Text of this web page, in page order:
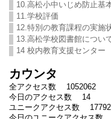
10.高松小中いじめ防止基
11.学校評価
12.特別の教育課程の実施
13.高松学校図書館につい
14 校内教育支援センター
カウンタ
全アクセス数 1052062
今日のアクセス数 14
ユニークアクセス数